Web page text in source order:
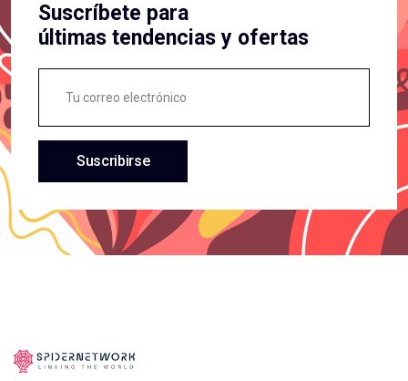
Suscríbete para
últimas tendencias y ofertas
Suscribirse